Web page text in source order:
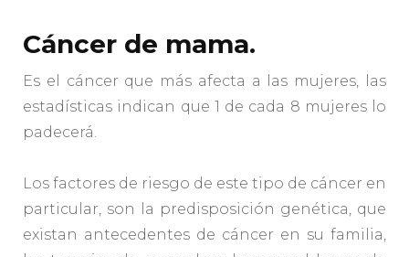
Cáncer de mama.
Es el cáncer que más afecta a las mujeres, las
estadísticas indican que 1 de cada 8 mujeres lo
padecerá.
Los factores de riesgo de este tipo de cáncer en
particular, son la predisposición genética, que
existan antecedentes de cáncer en su familia,